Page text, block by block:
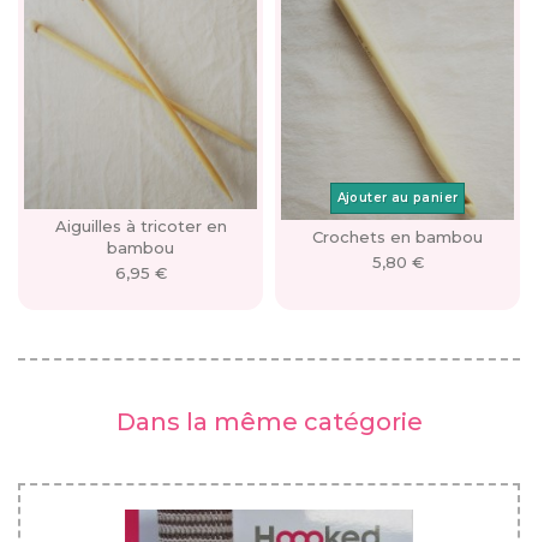
Aiguilles à tricoter en
bambou
6,95 €
Ajouter au panier
Crochets en bambou
5,80 €
Dans la même catégorie